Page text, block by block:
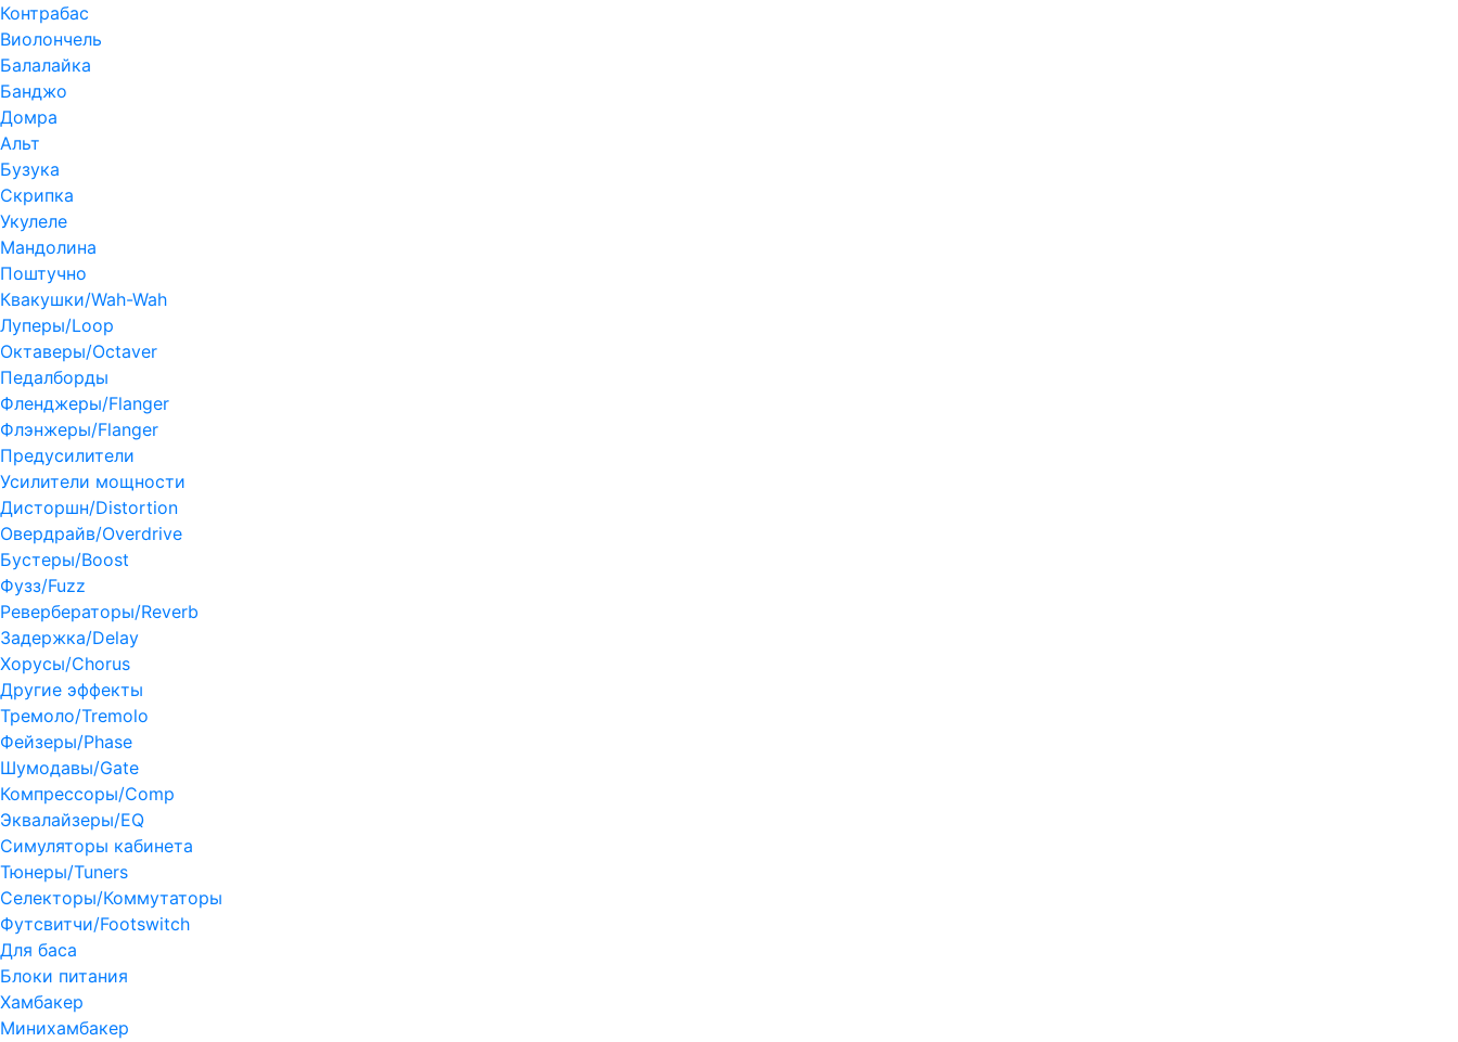
Контрабас
Виолончель
Балалайка
Банджо
Домра
Альт
Бузука
Скрипка
Укулеле
Мандолина
Поштучно
Квакушки/Wah-Wah
Луперы/Loop
Октаверы/Octaver
Педалборды
Фленджеры/Flanger
Флэнжеры/Flanger
Предусилители
Усилители мощности
Дисторшн/Distortion
Овердрайв/Overdrive
Бустеры/Boost
Фузз/Fuzz
Ревербераторы/Reverb
Задержка/Delay
Хорусы/Chorus
Другие эффекты
Тремоло/Tremolo
Фейзеры/Phase
Шумодавы/Gate
Компрессоры/Comp
Эквалайзеры/EQ
Симуляторы кабинета
Тюнеры/Tuners
Селекторы/Коммутаторы
Футсвитчи/Footswitch
Для баса
Блоки питания
Хамбакер
Минихамбакер